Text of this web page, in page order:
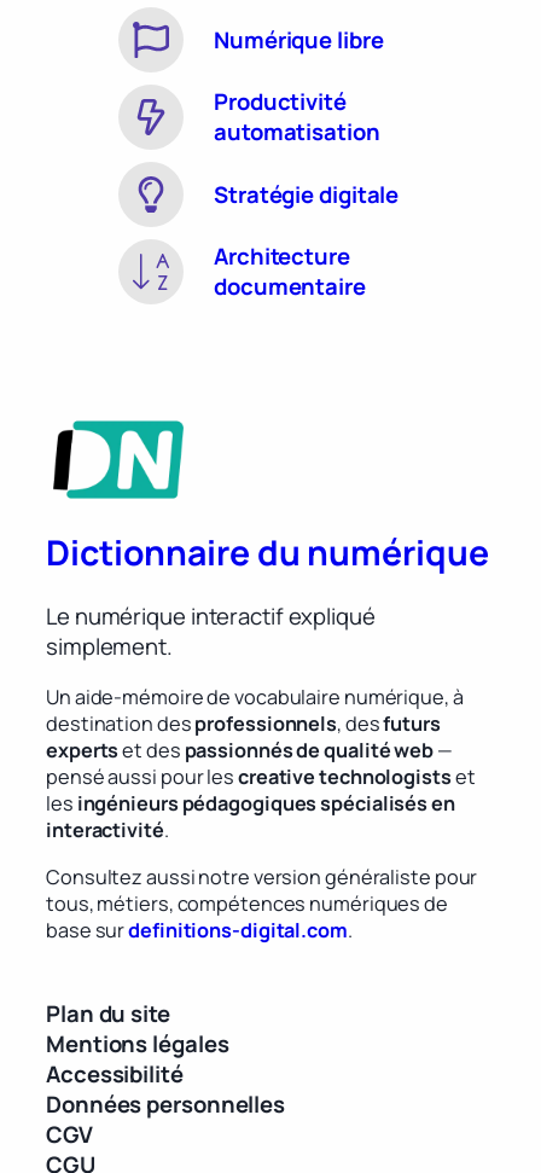
Numérique libre
Productivité
automatisation
Stratégie digitale
Architecture
documentaire
Dictionnaire du numérique
Le numérique interactif expliqué
simplement.
Un aide-mémoire de vocabulaire numérique, à
destination desprofessionnels, desfuturs
expertset des passionnés de qualité web—
pensé aussi pour lescreative technologistset
les ingénieurs pédagogiques spécialisés en
interactivité.
Consultez aussi notre version généraliste pour
tous, métiers, compétences numériques de
base surdefinitions-digital.com.
Plan du site
Mentions légales
Accessibilité
Données personnelles
CGV
CGU